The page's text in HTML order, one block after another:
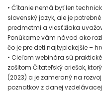
• Čítanie nemá byť len
slovenský jazyk, ale je
predmetmi a viesť žiaka
Ponúkame vám návod ako
čo je pre deti najtypickejšie –
• Cieľom webinára sú
zošitom Čitateľský oriešok,
(2023) a je zameraný na
poznatkov z danej